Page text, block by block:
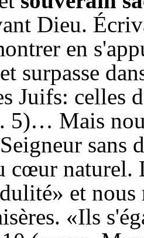
Dieu.
en
surpasse
Juifs: celles
5)… Mais
sans
cœur naturel.
et
«Ils